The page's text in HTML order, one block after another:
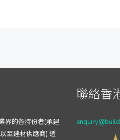
界的各持份者(承建
至建材供應商) 透
聯絡香